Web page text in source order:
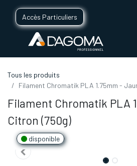
Accès Particuliers
Tous les produits
Filament Chromatik PLA 1.75mm -
Filament Chromatik PLA
Citron (750g)
disponible